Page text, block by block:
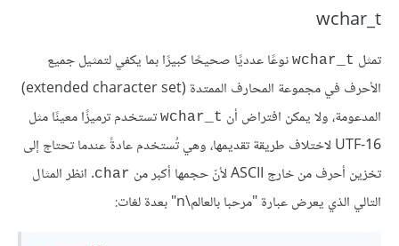
wchar_t
تمثل wchar_t نوعًا عدديًا صحيحًا كبيرًا بما يكفي لتمثيل جميع
الأحرف في مجموعة المحارف الممتدة (extended character set)
المدعومة، ولا يمكن افتراض أن wchar_t تستخدم ترميزًا معينًا مثل
UTF-16 لاختلاف طريقة تقديمها، وهي تُستخدم عادةً عندما تحتاج إلى
تخزين أحرف من خارج ASCII لأنّ حجمها أكبر من
‎char‎. انظر المثال
التالي الذي يعرض عبارة "مرحبا بالعالم\n" بعدة لغات: